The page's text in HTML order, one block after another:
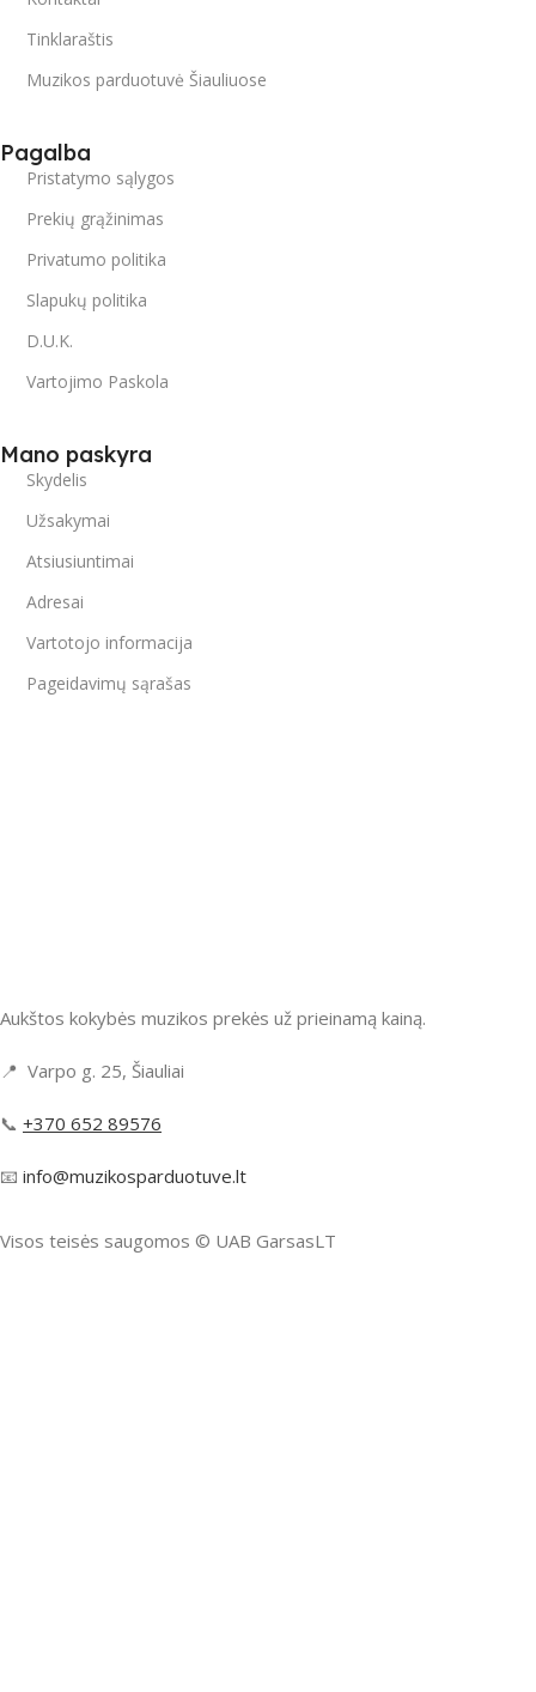
Tinklaraštis
Muzikos parduotuvė Šiauliuose
Pagalba
Pristatymo sąlygos
Prekių grąžinimas
Privatumo politika
Slapukų politika
D.U.K.
Vartojimo Paskola
Mano paskyra
Skydelis
Užsakymai
Atsiusiuntimai
Adresai
Vartotojo informacija
Pageidavimų sąrašas
Aukštos kokybės muzikos prekės už prieinamą kainą.
📍 Varpo g. 25, Šiauliai
📞 +370 652 89576
📧 info@muzikosparduotuve.lt
Visos teisės saugomos ©️ UAB GarsasLT